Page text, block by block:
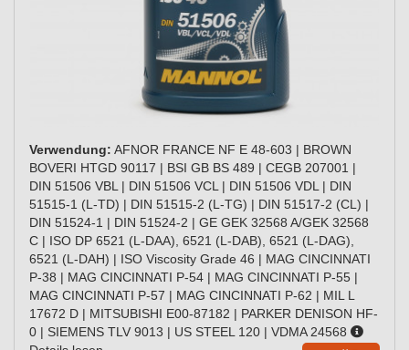
Verwendung: AFNOR FRANCE NF E 48-603 | BROWN
BOVERI HTGD 90117 | BSI GB BS 489 | CEGB 207001 |
DIN 51506 VBL | DIN 51506 VCL | DIN 51506 VDL | DIN
51515-1 (L-TD) | DIN 51515-2 (L-TG) | DIN 51517-2 (CL) |
DIN 51524-1 | DIN 51524-2 | GE GEK 32568 A/GEK 32568
C | ISO DP 6521 (L-DAA), 6521 (L-DAB), 6521 (L-DAG),
6521 (L-DAH) | ISO Viscosity Grade 46 | MAG CINCINNATI
P-38 | MAG CINCINNATI P-54 | MAG CINCINNATI P-55 |
MAG CINCINNATI P-57 | MAG CINCINNATI P-62 | MIL L
17672 D | MITSUBISHI E00-87182 | PARKER DENISON HF-
0 | SIEMENS TLV 9013 | US STEEL 120 | VDMA 24568